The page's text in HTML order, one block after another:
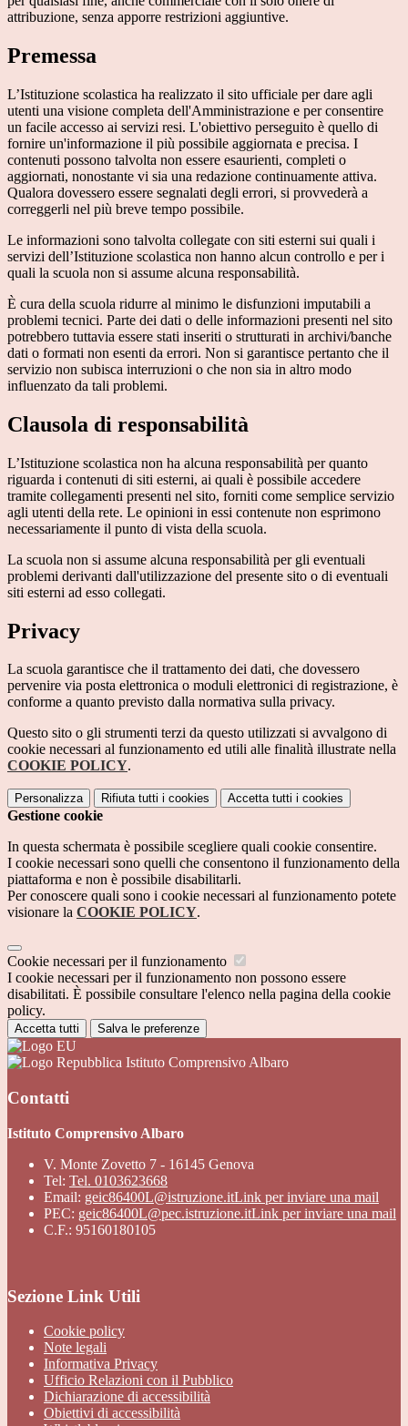
attribuzione, senza apporre restrizioni aggiuntive.
Premessa
L’Istituzione scolastica ha realizzato il sito ufficiale per dare agli
utenti una visione completa dell'Amministrazione e per consentire
un facile accesso ai servizi resi. L'obiettivo perseguito è quello di
fornire un'informazione il più possibile aggiornata e precisa. I
contenuti possono talvolta non essere esaurienti, completi o
aggiornati, nonostante vi sia una redazione continuamente attiva.
Qualora dovessero essere segnalati degli errori, si provvederà a
correggerli nel più breve tempo possibile.
Le informazioni sono talvolta collegate con siti esterni sui quali i
servizi dell’Istituzione scolastica non hanno alcun controllo e per i
quali la scuola non si assume alcuna responsabilità.
È cura della scuola ridurre al minimo le disfunzioni imputabili a
problemi tecnici. Parte dei dati o delle informazioni presenti nel sito
potrebbero tuttavia essere stati inseriti o strutturati in archivi/banche
dati o formati non esenti da errori. Non si garantisce pertanto che il
servizio non subisca interruzioni o che non sia in altro modo
influenzato da tali problemi.
Clausola di responsabilità
L’Istituzione scolastica non ha alcuna responsabilità per quanto
riguarda i contenuti di siti esterni, ai quali è possibile accedere
tramite collegamenti presenti nel sito, forniti come semplice servizio
agli utenti della rete. Le opinioni in essi contenute non esprimono
necessariamente il punto di vista della scuola.
La scuola non si assume alcuna responsabilità per gli eventuali
problemi derivanti dall'utilizzazione del presente sito o di eventuali
siti esterni ad esso collegati.
Privacy
La scuola garantisce che il trattamento dei dati, che dovessero
pervenire via posta elettronica o moduli elettronici di registrazione, è
conforme a quanto previsto dalla normativa sulla privacy.
Questo sito o gli strumenti terzi da questo utilizzati si avvalgono di
cookie necessari al funzionamento ed utili alle finalità illustrate nella
COOKIE POLICY.
Personalizza Rifiuta tutti i cookies Accetta tutti i cookies
Gestione cookie
In questa schermata è possibile scegliere quali cookie consentire.
I cookie necessari sono quelli che consentono il funzionamento della
piattaforma e non è possibile disabilitarli.
Per conoscere quali sono i cookie necessari al funzionamento potete
visionare la COOKIE POLICY.
Cookie necessari per il funzionamento
I cookie necessari per il funzionamento non possono essere
disabilitati. È possibile consultare l'elenco nella pagina della cookie
policy.
Accetta tutti Salva le preferenze
Istituto Comprensivo Albaro
Contatti
Istituto Comprensivo Albaro
V. Monte Zovetto 7 - 16145 Genova
Tel: Tel. 0103623668
Email: geic86400L@istruzione.itLink per inviare una mail
PEC: geic86400L@pec.istruzione.itLink per inviare una mail
C.F.: 95160180105
Sezione Link Utili
Cookie policy
Note legali
Informativa Privacy
Ufficio Relazioni con il Pubblico
Dichiarazione di accessibilità
Obiettivi di accessibilità